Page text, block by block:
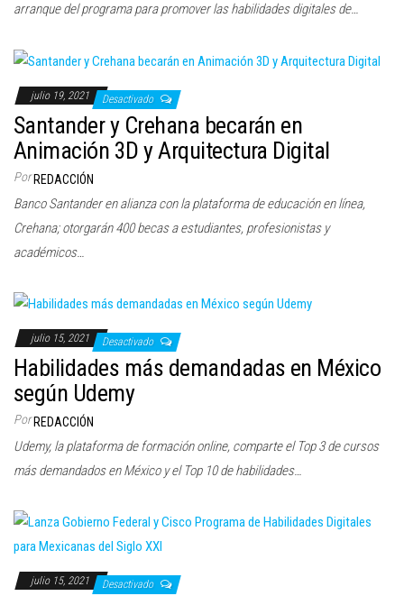
arranque del programa para promover las habilidades digitales de…
julio 19, 2021 Desactivado
Santander y Crehana becarán en
Animación 3D y Arquitectura Digital
Por REDACCIÓN
Banco Santander en alianza con la plataforma de educación en línea,
Crehana; otorgarán 400 becas a estudiantes, profesionistas y
académicos…
julio 15, 2021 Desactivado
Habilidades más demandadas en México
según Udemy
Por REDACCIÓN
Udemy, la plataforma de formación online, comparte el Top 3 de cursos
más demandados en México y el Top 10 de habilidades…
julio 15, 2021 Desactivado